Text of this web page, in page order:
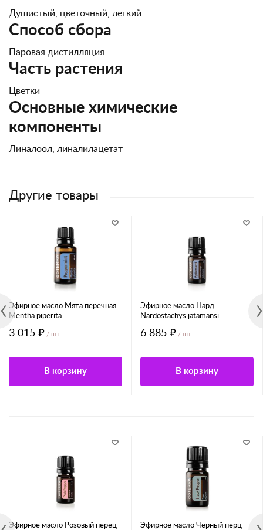
Душистый, цветочный, легкий
Способ сбора
Паровая дистилляция
Часть растения
Цветки
Основные химические
компоненты
Линалоол, линалилацетат
Другие товары
Эфирное масло Мята перечная
Mentha piperita
3 015 ₽ / шт
В корзину
Эфирное масло Нард
Nardostachys jatamansi
6 885 ₽ / шт
В корзину
Эфирное масло Розовый перец
Эфирное масло Черный перц